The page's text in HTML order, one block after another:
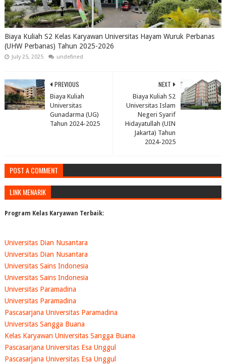
Biaya Kuliah S2 Kelas Karyawan Universitas Hayam Wuruk Perbanas
(UHW Perbanas) Tahun 2025-2026
July 25, 2025 undefined
NEXT
Biaya Kuliah S2
Universitas Islam
Negeri Syarif
Hidayatullah (UIN
Jakarta) Tahun
2024-2025
PREVIOUS
Biaya Kuliah
Universitas
Gunadarma (UG)
Tahun 2024-2025
POST A COMMENT
LINK MENARIK
Program Kelas Karyawan Terbaik:
Universitas Dian Nusantara
Universitas Dian Nusantara
Universitas Sains Indonesia
Universitas Sains Indonesia
Universitas Paramadina
Universitas Paramadina
Pascasarjana Universitas Paramadina
Universitas Sangga Buana
Kelas Karyawan Universitas Sangga Buana
Pascasarjana Universitas Esa Unggul
Pascasarjana Universitas Esa Unggul